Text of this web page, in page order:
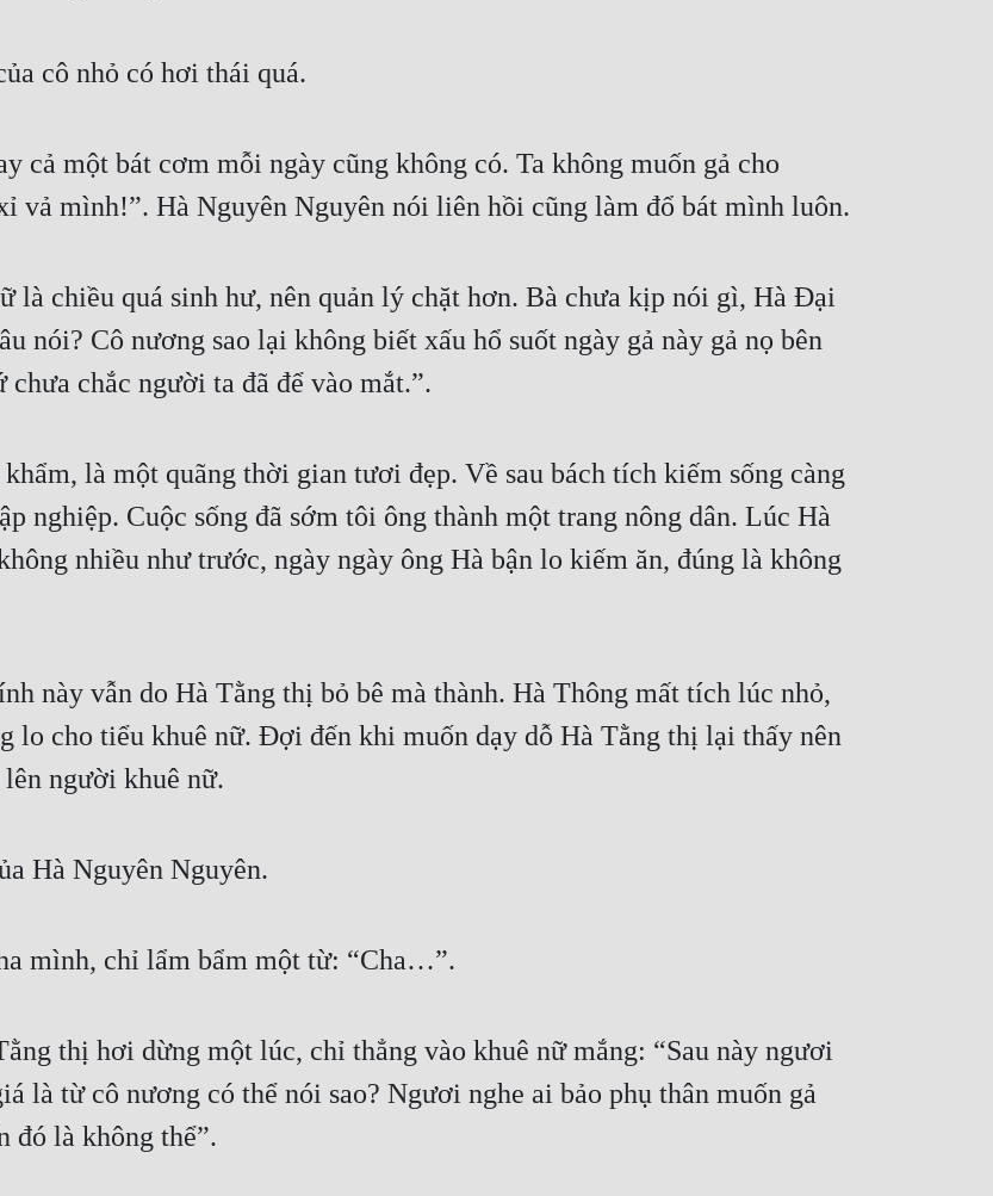
cô nhỏ có hơi thái quá.
cả một bát cơm mỗi ngày cũng không có. Ta không muốn gả cho
vả mình!”. Hà Nguyên Nguyên nói liên hồi cũng làm đổ bát mình luôn.
là chiều quá sinh hư, nên quản lý chặt hơn. Bà chưa kịp nói gì, Hà Đại
nói? Cô nương sao lại không biết xấu hổ suốt ngày gả này gả nọ bên
chắc người ta đã để vào mắt.”.
là một quãng thời gian tươi đẹp. Về sau bách tích kiếm sống càng
nghiệp. Cuộc sống đã sớm tôi ông thành một trang nông dân. Lúc Hà
nhiều như trước, ngày ngày ông Hà bận lo kiếm ăn, đúng là không
này vẫn do Hà Tằng thị bỏ bê mà thành. Hà Thông mất tích lúc nhỏ,
lo cho tiểu khuê nữ. Đợi đến khi muốn dạy dỗ Hà Tằng thị lại thấy nên
người khuê nữ.
Hà Nguyên Nguyên.
mình, chỉ lẩm bẩm một từ: “Cha…”.
thị hơi dừng một lúc, chỉ thẳng vào khuê nữ mắng: “Sau này ngươi
là từ cô nương có thể nói sao? Ngươi nghe ai bảo phụ thân muốn gả
đó là không thể”.